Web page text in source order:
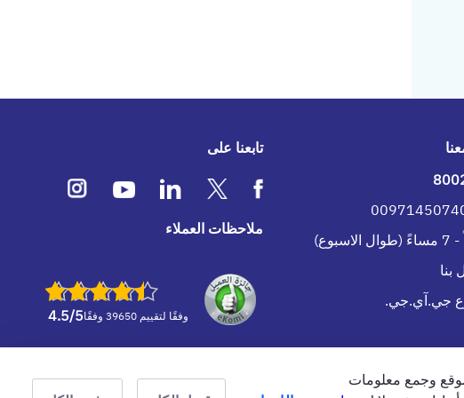
تابعنا على
ملاحظات العملاء
4.5/5 وفقًا لتقييم 39650 وفقًا
بنا
جي.آي.جي.
وجمع معلومات